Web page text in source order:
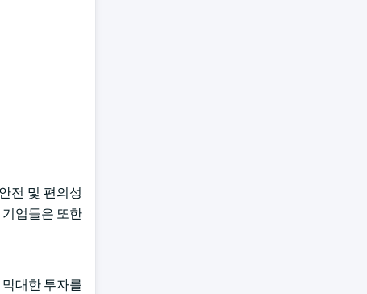
전 및 편의성
업들은 또한
대한 투자를